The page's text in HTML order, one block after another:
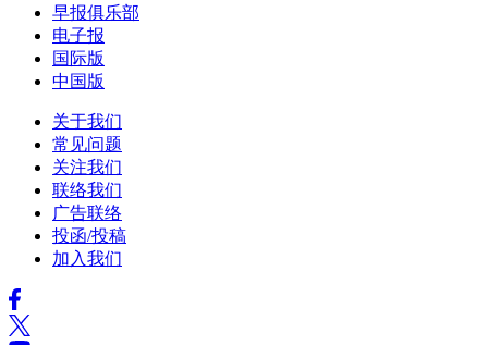
早报俱乐部
电子报
国际版
中国版
关于我们
常见问题
关注我们
联络我们
广告联络
投函/投稿
加入我们